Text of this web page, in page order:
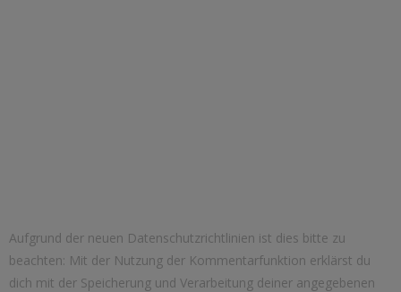
Aufgrund der neuen Datenschutzrichtlinien ist dies bitte zu
beachten: Mit der Nutzung der Kommentarfunktion erklärst du
dich mit der Speicherung und Verarbeitung deiner angegebenen